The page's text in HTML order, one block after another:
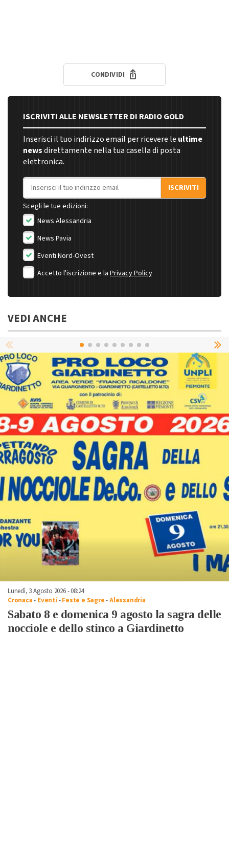
CONDIVIDI
ISCRIVITI ALLE NEWSLETTER DI RADIO GOLD
Inserisci il tuo indirizzo email per ricevere le ultime
newsdirettamente nella tua casella di posta
elettronica.
Indirizzo email
ISCRIVITI
Scegli le tue edizioni:
News Alessandria
News Pavia
Eventi Nord-Ovest
Accetto l'iscrizione e la Privacy Policy
VEDI ANCHE
Lunedì, 3 Agosto 2026 - 08:24
Cronaca- Eventi -Feste e Sagre-Alessandria
Sabato 8 e domenica 9 agosto la sagra delle
nocciole e dello stinco a Giardinetto